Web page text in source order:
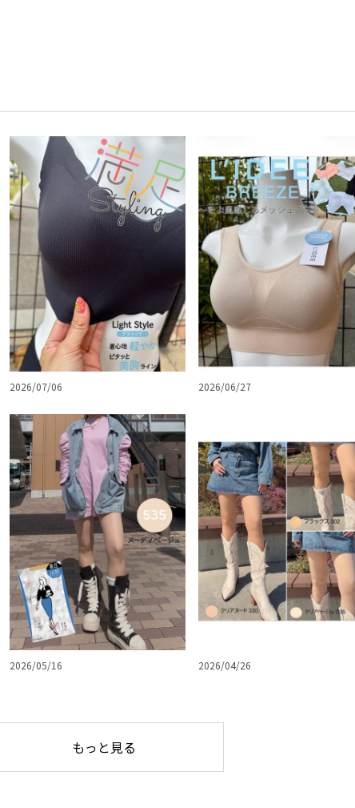
2026/07/06 2026/06/27
2026/05/16 2026/04/26
もっと見る